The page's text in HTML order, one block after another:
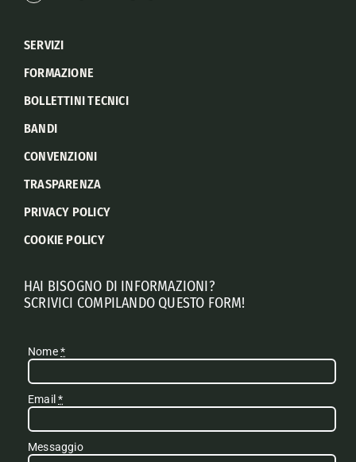
SERVIZI
FORMAZIONE
BOLLETTINI TECNICI
BANDI
CONVENZIONI
TRASPARENZA
PRIVACY POLICY
COOKIE POLICY
HAI BISOGNO DI INFORMAZIONI?
SCRIVICI COMPILANDO QUESTO FORM!
Nome*
Email*
Messaggio